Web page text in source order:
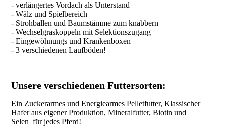
- verlängertes Vordach als Unterstand
- Wälz und Spielbereich
- Strohballen und Baumstämme zum knabbern
- Wechselgraskoppeln mit Selektionszugang
- Eingewöhnungs und Krankenboxen
- 3 verschiedenen Laufböden!
Unsere verschiedenen Futtersorten:
Ein Zuckerarmes und Energiearmes Pelletfutter, Klassischer
Hafer aus eigener Produktion, Mineralfutter, Biotin und
Selen für jedes Pferd!